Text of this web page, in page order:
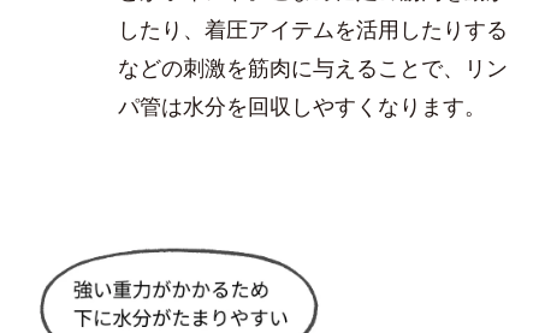
したり、着圧アイテムを活用したりする
などの刺激を筋肉に与えることで、リン
パ管は水分を回収しやすくなります。